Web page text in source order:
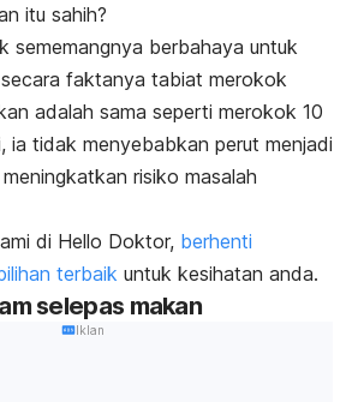
itu sahih?
sememangnya berbahaya untuk
faktanya tabiat merokok
adalah sama seperti merokok 10
ia tidak menyebabkan perut menjadi
risiko masalah
di Hello Doktor, berhenti
terbaik untuk kesihatan anda.
selepas makan
Iklan